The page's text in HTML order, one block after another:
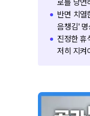
로를 당연
반면 치열
음챙김'
진정한 휴
저히 지켜